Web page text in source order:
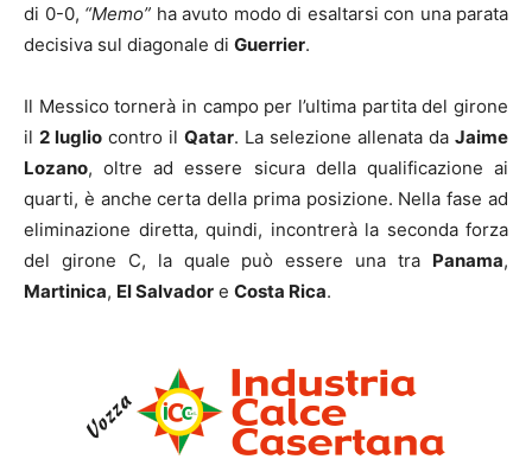
di 0-0, “Memo” ha avuto modo di esaltarsi con una parata
decisiva sul diagonale di Guerrier.
Il Messico tornerà in campo per l’ultima partita del girone
il 2 luglio contro il Qatar. La selezione allenata da Jaime
Lozano, oltre ad essere sicura della qualificazione ai
quarti, è anche certa della prima posizione. Nella fase ad
eliminazione diretta, quindi, incontrerà la seconda forza
del girone C, la quale può essere una tra Panama,
Martinica, El Salvador e Costa Rica.